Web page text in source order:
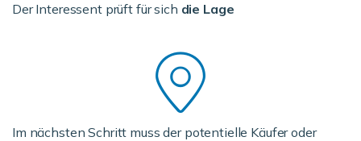
Der Interessent prüft für sich die Lage
Im nächsten Schritt muss der potentielle Käufer oder